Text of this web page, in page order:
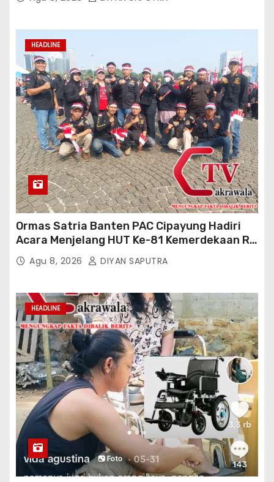
HEADLINE
Ormas Satria Banten PAC Cipayung Hadiri
Acara Menjelang HUT Ke-81 Kemerdekaan RI
Di Silang Monas
Agu 8, 2026 DIYAN SAPUTRA
HEADLINE